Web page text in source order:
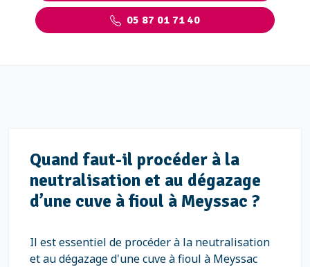
05 87 01 71 40
Quand faut-il procéder à la
neutralisation et au dégazage
d’une cuve à fioul à Meyssac ?
Il est essentiel de procéder à la neutralisation
et au dégazage d'une cuve à fioul à Meyssac